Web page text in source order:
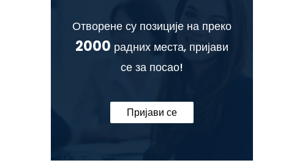
Отворене су позиције на преко
2000 радних места, пријави
се за посао!
Пријави се